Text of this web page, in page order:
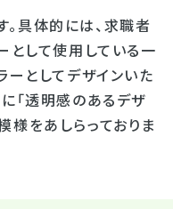
。具体的には、求職者
として使用している一
ーとしてデザインいた
「透明感のあるデザ
様をあしらっておりま